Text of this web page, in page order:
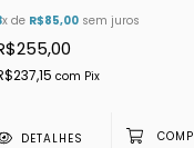
x de R$85,00 sem juros
com Pix
DETALHES